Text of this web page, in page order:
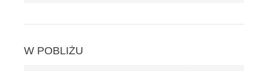
W POBLIŻU